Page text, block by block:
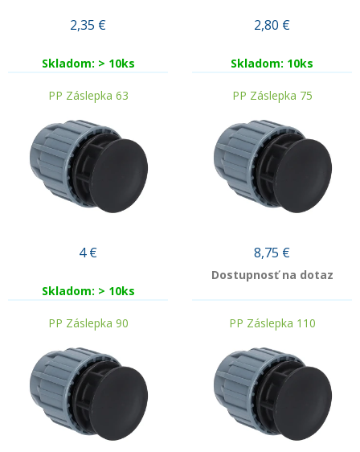
2,35 €
Skladom: > 10ks
2,80 €
Skladom: 10ks
PP Záslepka 63
4 €
Skladom: > 10ks
PP Záslepka 75
8,75 €
Dostupnosť na dotaz
PP Záslepka 90 PP Záslepka 110